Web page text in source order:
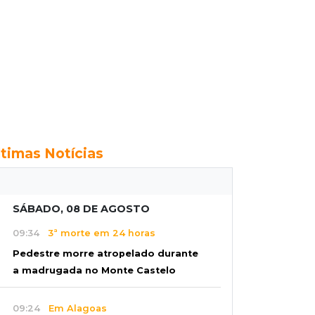
Notícias
SÁBADO, 08 DE AGOSTO
09:34 3ª morte em 24 horas
Pedestre morre atropelado durante
a madrugada no Monte Castelo
09:24 Em Alagoas